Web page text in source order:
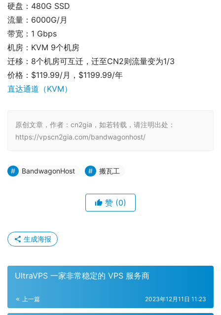
硬盘：480G SSD
流量：6000G/月
带宽：1 Gbps
机房：KVM 9个机房
迁移：8个机房可互迁，迁至CN2则流量变为1/3
价格：$119.99/月，$1199.99/年
直达通道（KVM）
原创文章，作者：cn2gia，如若转载，请注明出处：
https://vpscn2gia.com/bandwagonhost/
BandwagonHost 搬瓦工
赞 (0)
生成海报
UltraVPS 一家非常稳定的 VPS 服务商
上一篇 2023年12月11日 11:23